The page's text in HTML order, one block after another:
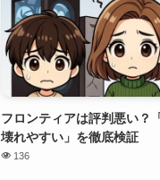
フロンティアは評判悪い？
壊れやすい」を徹底検証
136